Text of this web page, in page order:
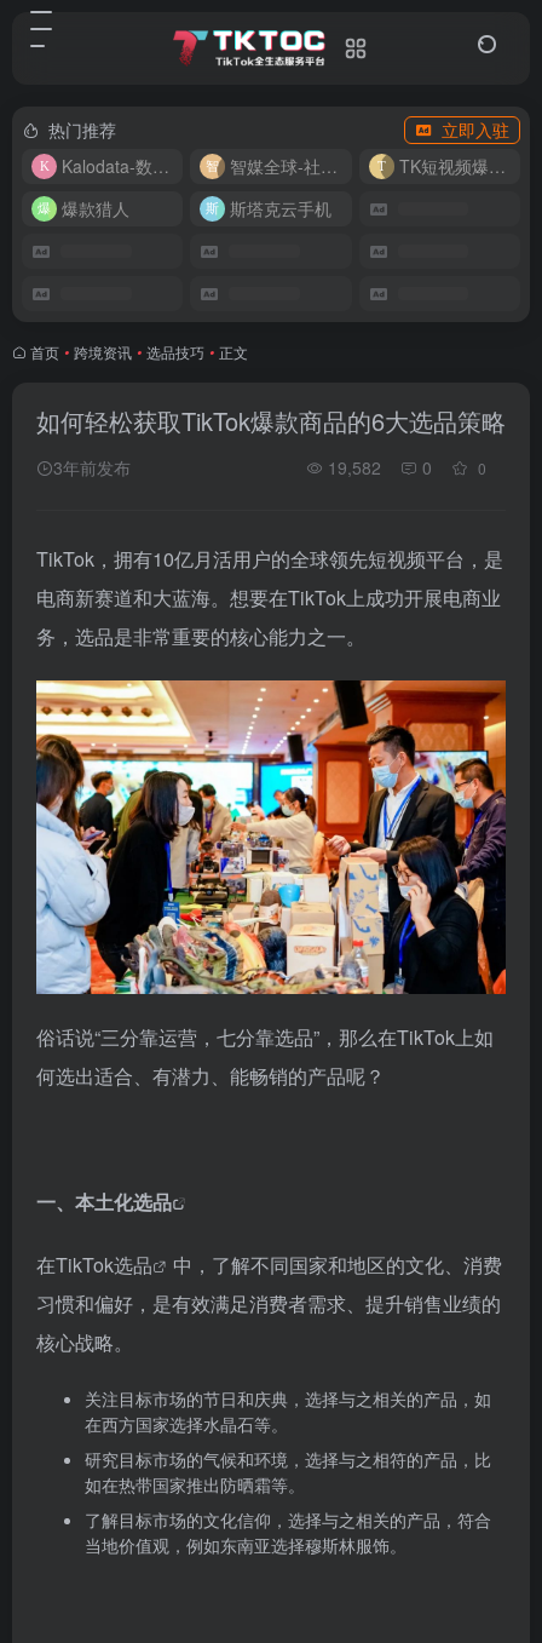
热门推荐
立即入驻
Kalodata-数据分析平台
智媒全球-社媒管理平台
TK短视频爆款复刻
爆款猎人
斯塔克云手机
首页 • 跨境资讯 • 选品技巧 • 正文
如何轻松获取TikTok爆款商品的6大选品策略
3年前发布 19,582 0 0
TikTok，拥有10亿月活用户的全球领先短视频平台，是
电商新赛道和大蓝海。想要在TikTok上成功开展电商业
务，选品是非常重要的核心能力之一。
俗话说“三分靠运营，七分靠选品”，那么在TikTok上如
何选出适合、有潜力、能畅销的产品呢？
一、 本土化选品
在TikTok选品
中，了解不同国家和地区的文化、消费
习惯和偏好，是有效满足消费者需求、提升销售业绩的
核心战略。
关注目标市场的节日和庆典，选择与之相关的产品，如
在西方国家选择水晶石等。
研究目标市场的气候和环境，选择与之相符的产品，比
如在热带国家推出防晒霜等。
了解目标市场的文化信仰，选择与之相关的产品，符合
当地价值观，例如东南亚选择穆斯林服饰。